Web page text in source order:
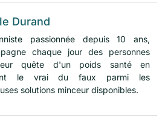
Durand
passionnée depuis 10 ans,
chaque jour des personnes
quête d'un poids santé en
le vrai du faux parmi les
solutions minceur disponibles.